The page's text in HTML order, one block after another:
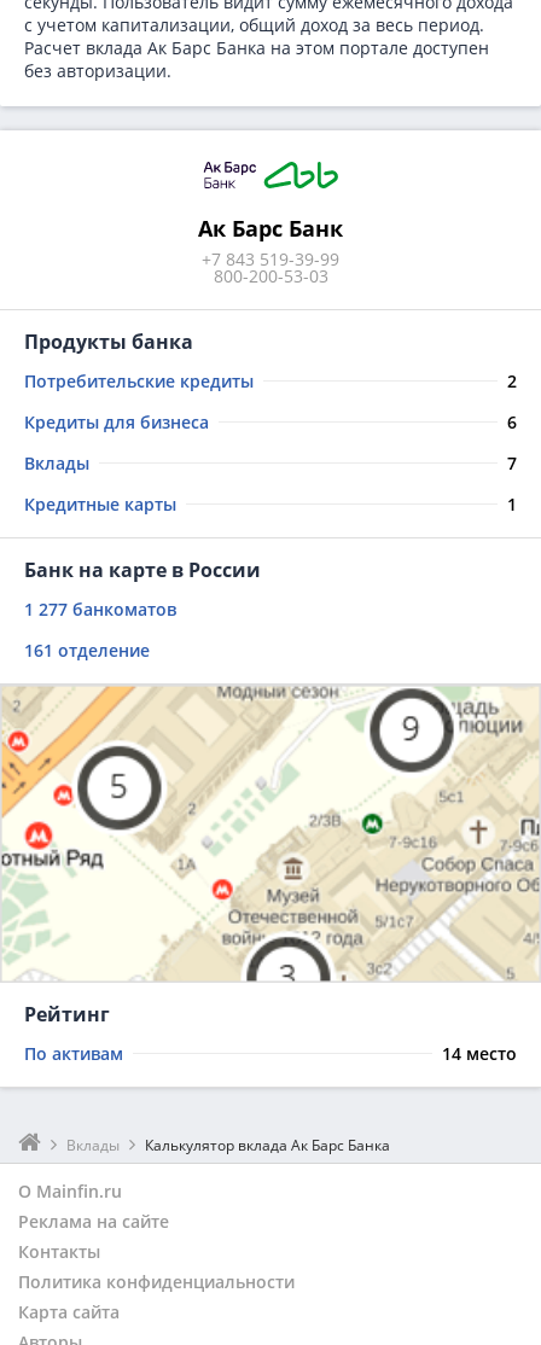
с учетом капитализации, общий доход за весь период.
Расчет вклада Ак Барс Банка на этом портале доступен
без авторизации.
Ак Барс Банк
+7 843 519-39-99
800-200-53-03
Продукты банка
Потребительские кредиты
2
Кредиты для бизнеса
6
Вклады
7
Кредитные карты
1
Банк на карте в России
1 277 банкоматов
161 отделение
Рейтинг
По активам 14 место
Вклады Калькулятор вклада Ак Барс Банка
О Mainfin.ru
Реклама на сайте
Контакты
Политика конфиденциальности
Карта сайта